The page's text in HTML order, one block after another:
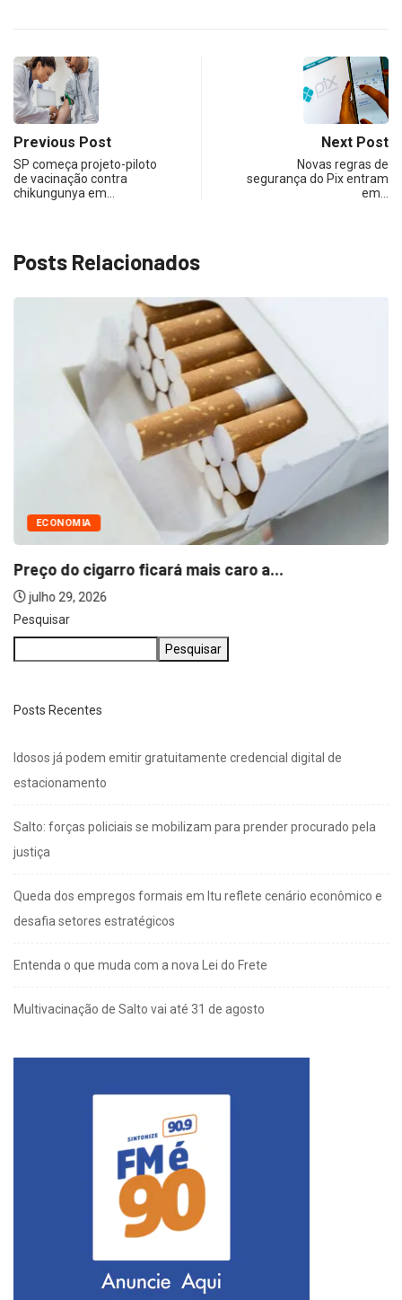
Previous Post
SP começa projeto-piloto
de vacinação contra
chikungunya em…
Next Post
Novas regras de
segurança do Pix entram
em…
Posts Relacionados
ECONOMIA
Preço do cigarro ficará mais caro a...
julho 29, 2026
Pesquisar
Pesquisar
Posts Recentes
Idosos já podem emitir gratuitamente credencial digital de
estacionamento
Salto: forças policiais se mobilizam para prender procurado pela
justiça
Queda dos empregos formais em Itu reflete cenário econômico e
desafia setores estratégicos
Entenda o que muda com a nova Lei do Frete
Multivacinação de Salto vai até 31 de agosto